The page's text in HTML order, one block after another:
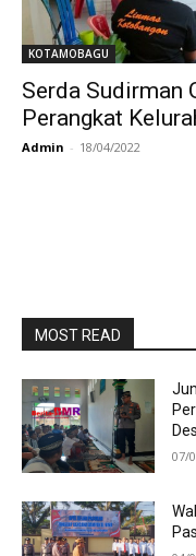
KOTAMOBAGU
Serda Sudirman
Perangkat
Admin - 18/04/2022
MOST READ
07/